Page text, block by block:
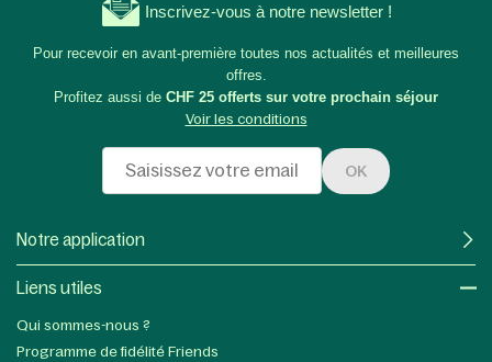
Inscrivez-vous à notre newsletter !
Pour recevoir en avant-première toutes nos actualités et meilleures
offres.
Profitez aussi de CHF 25 offerts sur votre prochain séjour
Voir les conditions
OK
Notre application
Liens utiles​
Qui sommes-nous ?
Programme de fidélité Friends